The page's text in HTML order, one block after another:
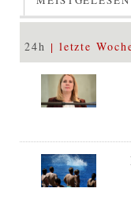
24h letzte